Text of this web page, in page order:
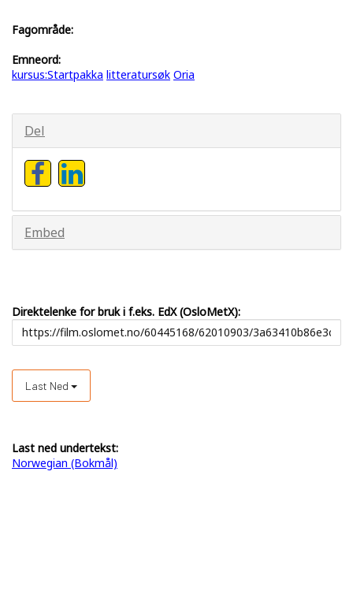
Fagområde:
Emneord:
kursus:Startpakka litteratursøk Oria
Del
Embed
Direktelenke for bruk i f.eks. EdX (OsloMetX):
Last Ned
Last ned undertekst:
Norwegian (Bokmål)